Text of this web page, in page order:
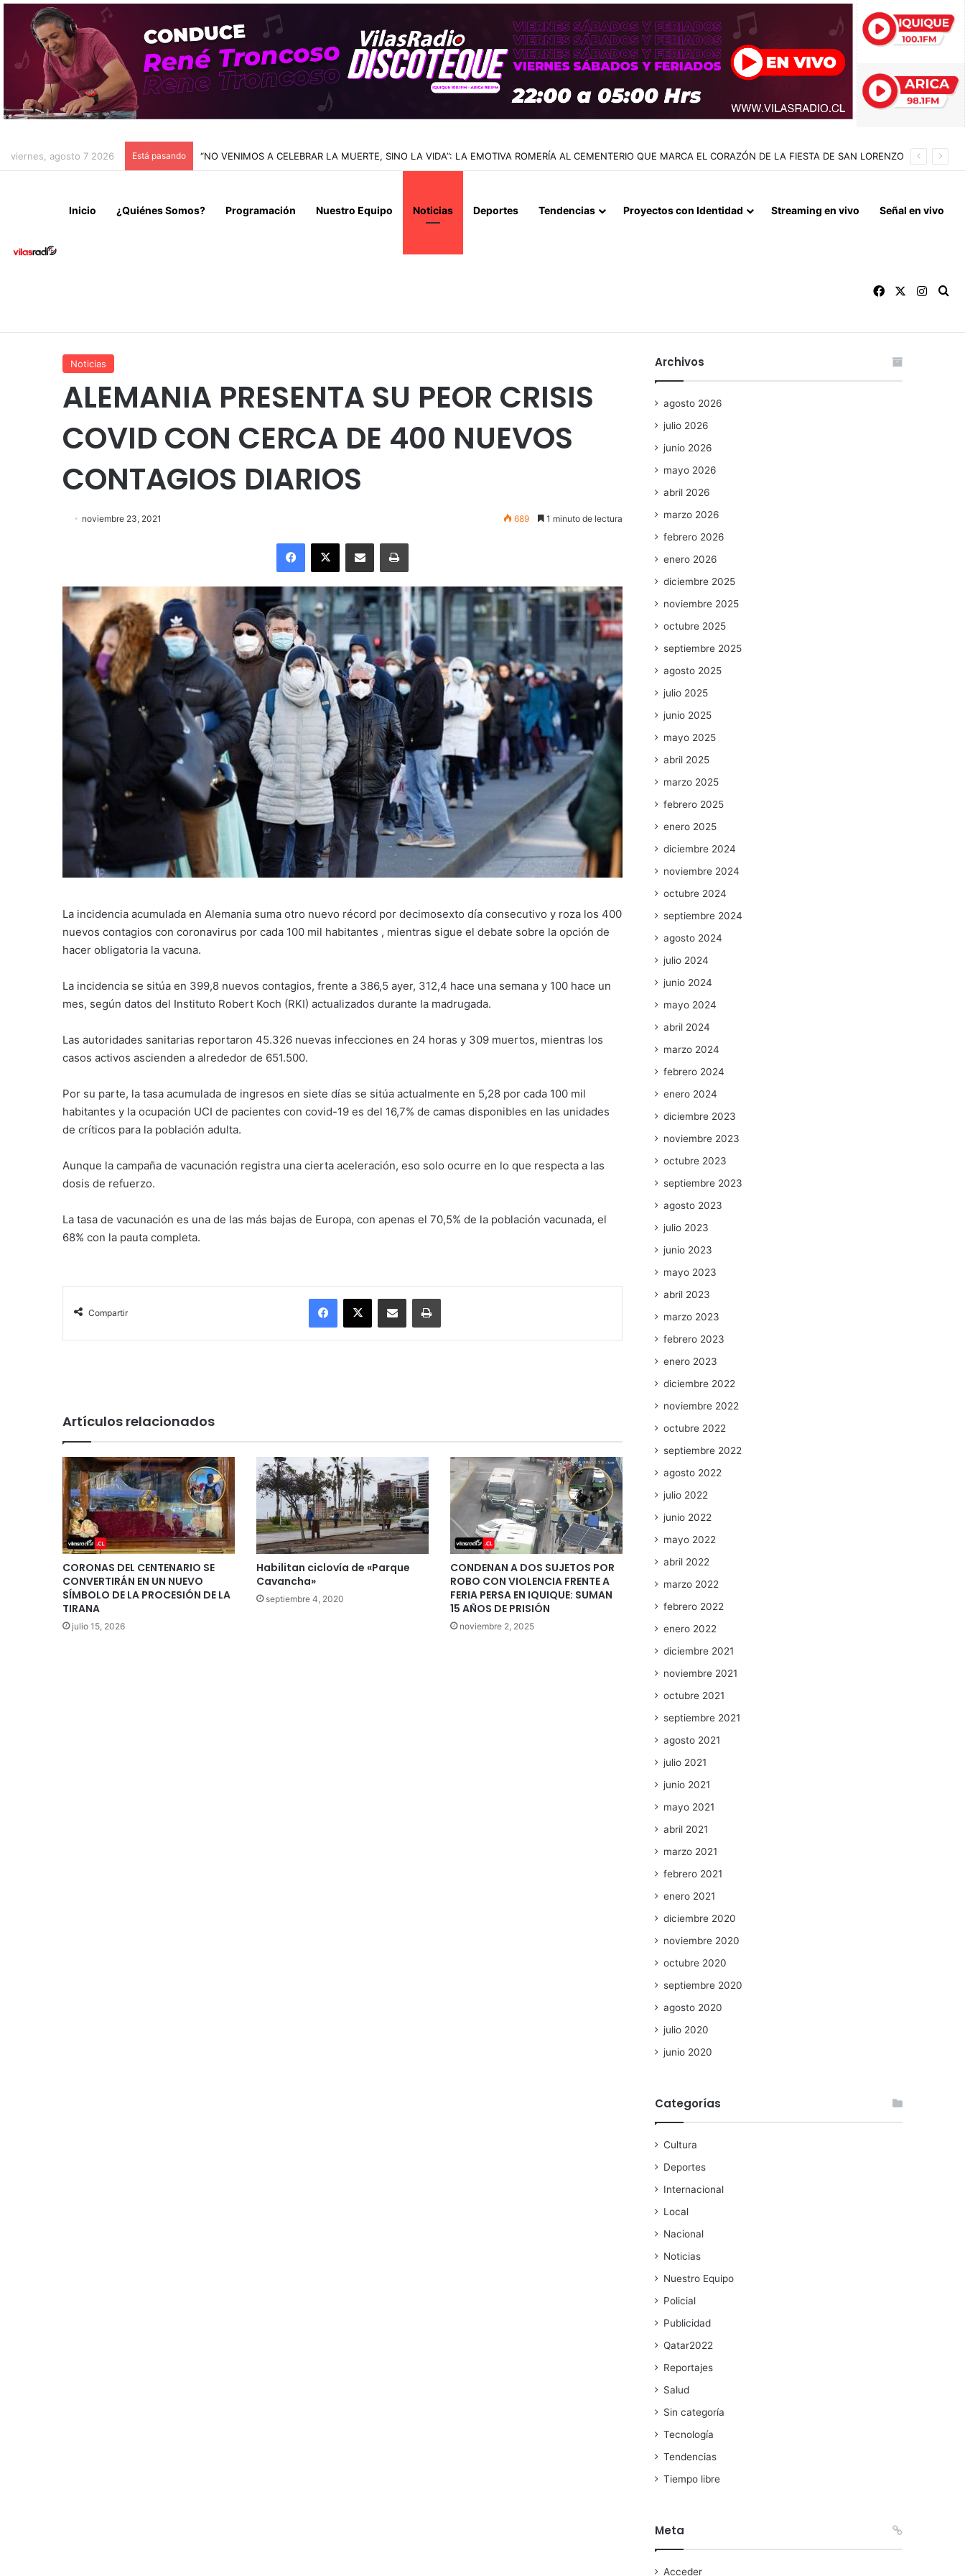
viernes, agosto 7 2026 Está pasando “NO VENIMOS A CELEBRAR LA MUERTE, SINO LA VIDA”: LA EMOTIVA ROMERÍA AL CEMENTERIO QUE MARCA EL CORAZÓN DE LA FIESTA DE SAN LORENZO
Inicio ¿Quiénes Somos? Programación Nuestro Equipo Noticias Deportes Tendencias Proyectos con Identidad Streaming en vivo Señal en vivo
Facebook
Noticias
ALEMANIA PRESENTA SU PEOR CRISIS
COVID CON CERCA DE 400 NUEVOS
CONTAGIOS DIARIOS
noviembre 23, 2021 689 1 minuto de lectura
Facebook
X Enviar vía email Imprimir
La incidencia acumulada en Alemania suma otro nuevo récord por decimosexto día consecutivo y roza los 400
nuevos contagios con coronavirus por cada 100 mil habitantes , mientras sigue el debate sobre la opción de
hacer obligatoria la vacuna.
La incidencia se sitúa en 399,8 nuevos contagios, frente a 386,5 ayer, 312,4 hace una semana y 100 hace un
mes, según datos del Instituto Robert Koch (RKI) actualizados durante la madrugada.
Las autoridades sanitarias reportaron 45.326 nuevas infecciones en 24 horas y 309 muertos, mientras los
casos activos ascienden a alrededor de 651.500.
Por su parte, la tasa acumulada de ingresos en siete días se sitúa actualmente en 5,28 por cada 100 mil
habitantes y la ocupación UCI de pacientes con covid-19 es del 16,7% de camas disponibles en las unidades
de críticos para la población adulta.
Aunque la campaña de vacunación registra una cierta aceleración, eso solo ocurre en lo que respecta a las
dosis de refuerzo.
La tasa de vacunación es una de las más bajas de Europa, con apenas el 70,5% de la población vacunada, el
68% con la pauta completa.
Compartir
Facebook
X Enviar vía email Imprimir
Artículos relacionados
CORONAS DEL CENTENARIO SE
CONVERTIRÁN EN UN NUEVO
SÍMBOLO DE LA PROCESIÓN DE LA
TIRANA
julio 15, 2026
Habilitan ciclovía de «Parque
Cavancha»
septiembre 4, 2020
CONDENAN A DOS SUJETOS POR
ROBO CON VIOLENCIA FRENTE A
FERIA PERSA EN IQUIQUE: SUMAN
15 AÑOS DE PRISIÓN
noviembre 2, 2025
Archivos
agosto 2026
julio 2026
junio 2026
mayo 2026
abril 2026
marzo 2026
febrero 2026
enero 2026
diciembre 2025
noviembre 2025
octubre 2025
septiembre 2025
agosto 2025
julio 2025
junio 2025
mayo 2025
abril 2025
marzo 2025
febrero 2025
enero 2025
diciembre 2024
noviembre 2024
octubre 2024
septiembre 2024
agosto 2024
julio 2024
junio 2024
mayo 2024
abril 2024
marzo 2024
febrero 2024
enero 2024
diciembre 2023
noviembre 2023
octubre 2023
septiembre 2023
agosto 2023
julio 2023
junio 2023
mayo 2023
abril 2023
marzo 2023
febrero 2023
enero 2023
diciembre 2022
noviembre 2022
octubre 2022
septiembre 2022
agosto 2022
julio 2022
junio 2022
mayo 2022
abril 2022
marzo 2022
febrero 2022
enero 2022
diciembre 2021
noviembre 2021
octubre 2021
septiembre 2021
agosto 2021
julio 2021
junio 2021
mayo 2021
abril 2021
marzo 2021
febrero 2021
enero 2021
diciembre 2020
noviembre 2020
octubre 2020
septiembre 2020
agosto 2020
julio 2020
junio 2020
Categorías
Cultura
Deportes
Internacional
Local
Nacional
Noticias
Nuestro Equipo
Policial
Publicidad
Qatar2022
Reportajes
Salud
Sin categoría
Tecnología
Tendencias
Tiempo libre
Meta
Acceder